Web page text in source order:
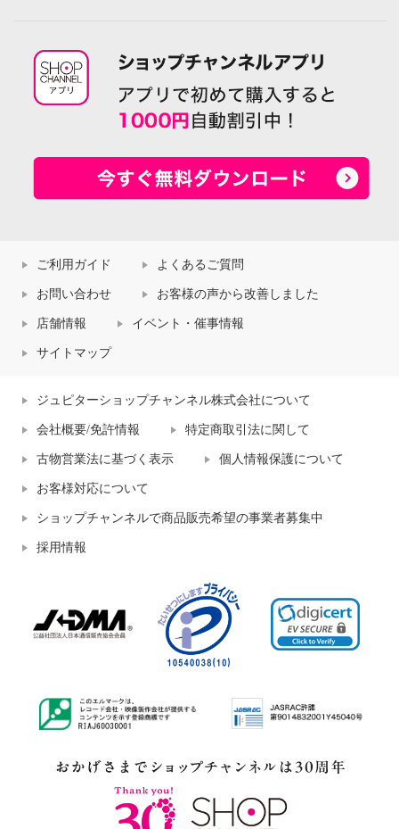
ご利用ガイド よくあるご質問
お問い合わせ お客様の声から改善しました
店舗情報 イベント・催事情報
サイトマップ
ジュピターショップチャンネル株式会社について
会社概要/免許情報 特定商取引法に関して
古物営業法に基づく表示 個人情報保護について
お客様対応について
ショップチャンネルで商品販売希望の事業者募集中
採用情報